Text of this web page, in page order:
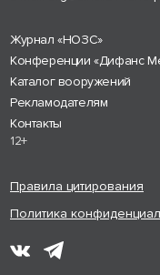
Журнал «НОЗС»
Конференции «Дифанс
Каталог вооружений
Рекламодателям
Контакты
12+
Правила цитирования
Политика